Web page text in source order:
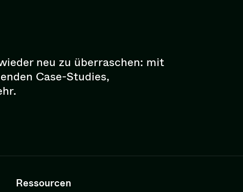
neu zu überraschen: mit
Case-Studies,
Ressourcen